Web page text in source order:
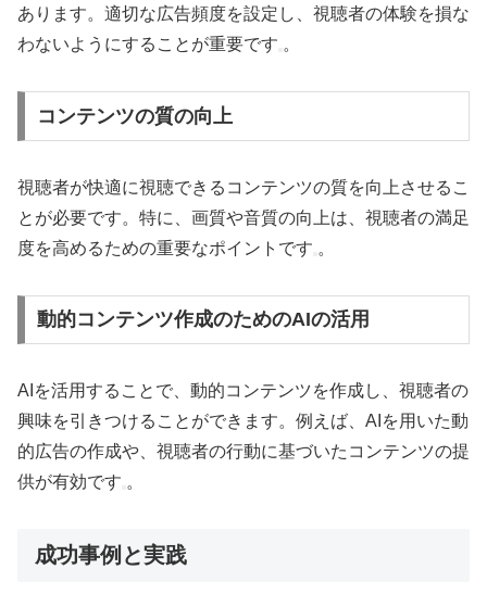
あります。適切な広告頻度を設定し、視聴者の体験を損な
わないようにすることが重要です 。
コンテンツの質の向上
視聴者が快適に視聴できるコンテンツの質を向上させるこ
とが必要です。特に、画質や音質の向上は、視聴者の満足
度を高めるための重要なポイントです 。
動的コンテンツ作成のためのAIの活用
AIを活用することで、動的コンテンツを作成し、視聴者の
興味を引きつけることができます。例えば、AIを用いた動
的広告の作成や、視聴者の行動に基づいたコンテンツの提
供が有効です 。
成功事例と実践